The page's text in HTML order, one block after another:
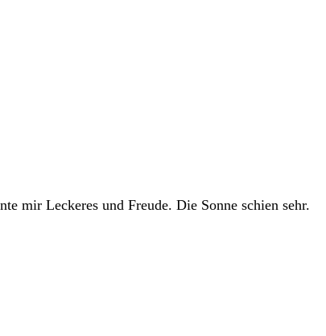
mir Leckeres und Freude. Die Sonne schien sehr.